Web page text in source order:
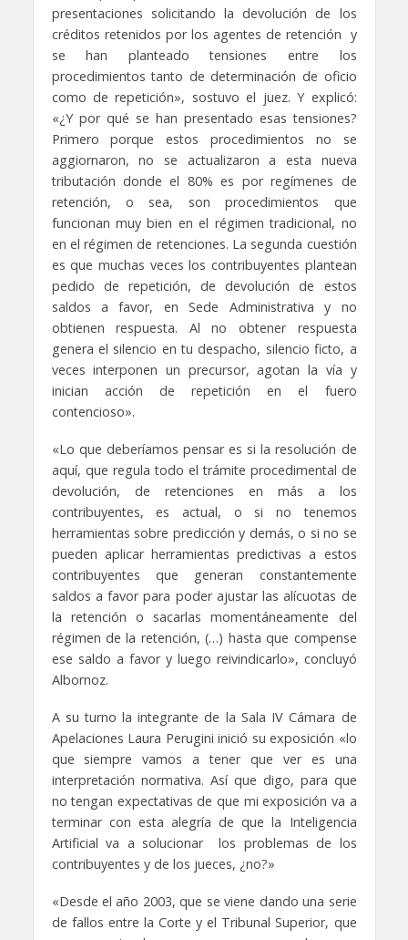
presentaciones solicitando la devoluciónde los
créditos retenidos por los agentes de retención y
se han planteado tensiones entre los
procedimientos tanto de determinación de oficio
como de repetición», sostuvo el juez. Y explicó:
«¿Y por qué se han presentado esas tensiones?
Primero porque estos procedimientos no se
aggiornaron, no se actualizaron a esta nueva
tributación donde el 80% es por regímenes de
retención,
o sea, son procedimientos que
funcionan muy bien en el régimen tradicional, no
en el régimen de retenciones. La segunda cuestión
es que muchas veces los contribuyentes plantean
pedido de repetición, de devolución de estos
saldos a favor, en Sede Administrativay no
obtienen respuesta.
Al no obtener respuesta
genera el silencio en tu despacho, silencio ficto, a
veces interponen un precursor, agotan la vía y
inician acción de repetición en el fuero
contencioso».
«Lo que deberíamos pensar es si la resolución de
aquí, que regula todo el trámite procedimental de
devolución,
de retenciones en más a los
contribuyentes, es actual,
o si no tenemos
herramientas sobre predicción y demás, o si no se
pueden aplicar herramientas predictivas a estos
contribuyentes
que generan constantemente
saldos a favor para poder ajustar las alícuotas de
la retención o sacarlas momentáneamente del
régimen de la retención, (…) hasta que compense
ese saldo a favor y luego reivindicarlo», concluyó
Albornoz.
A su turno la integrante de la Sala IV Cámara de
Apelaciones Laura Perugini inició su exposición «lo
que siempre vamos a tener que ver es una
interpretación normativa. Así que digo, para que
no tengan expectativas de que mi exposición va a
terminar con esta alegría de que la Inteligencia
Artificial va a solucionar
los problemas de los
contribuyentes y de los jueces, ¿no?»
«Desde el año 2003, que se viene dando una serie
de fallos entre la Corte y el Tribunal Superior, que